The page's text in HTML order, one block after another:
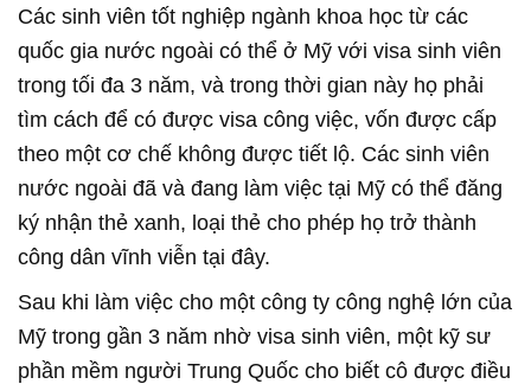
Các sinh viên tốt nghiệp ngành khoa học từ các
quốc gia nước ngoài có thể ở Mỹ với visa sinh viên
trong tối đa 3 năm, và trong thời gian này họ phải
tìm cách để có được visa công việc, vốn được cấp
theo một cơ chế không được tiết lộ. Các sinh viên
nước ngoài đã và đang làm việc tại Mỹ có thể đăng
ký nhận thẻ xanh, loại thẻ cho phép họ trở thành
công dân vĩnh viễn tại đây.
Sau khi làm việc cho một công ty công nghệ lớn của
Mỹ trong gần 3 năm nhờ visa sinh viên, một kỹ sư
phần mềm người Trung Quốc cho biết cô được điều